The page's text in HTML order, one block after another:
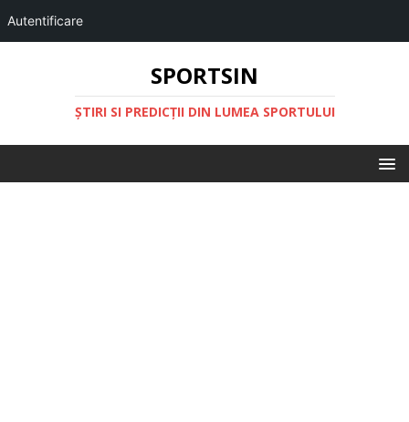
Autentificare
SPORTSIN
ŞTIRI SI PREDICŢII DIN LUMEA SPORTULUI